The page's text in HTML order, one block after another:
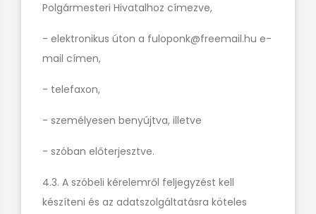
Polgármesteri Hivatalhoz címezve,
- elektronikus úton a fuloponk@freemail.hu e-
mail címen,
- telefaxon,
- személyesen benyújtva, illetve
- szóban előterjesztve.
4.3. A szóbeli kérelemről feljegyzést kell
készíteni és az adatszolgáltatásra köteles